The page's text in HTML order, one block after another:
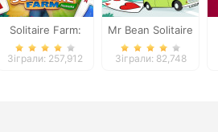
Solitaire Farm:
Seasons
Зіграли: 257,912
Mr Bean Solitaire
Adventures
Зіграли: 82,748